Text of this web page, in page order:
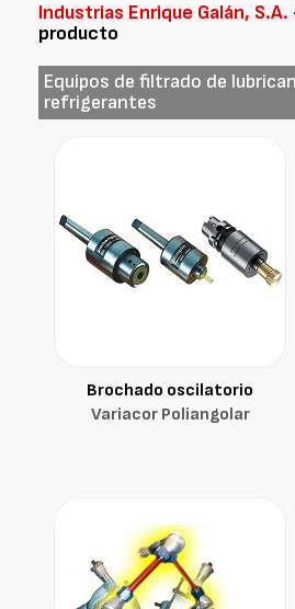
Industrias Enrique Galán, S.A.
producto
Equipos de filtrado de
refrigerantes
Brochado oscilatorio
Variacor Poliangolar